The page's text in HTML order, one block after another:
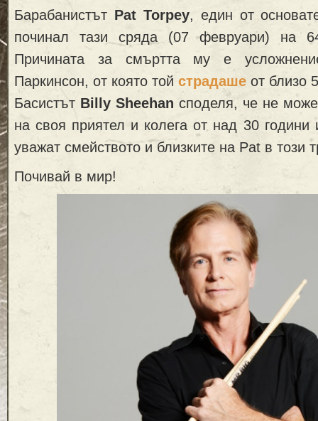
Барабанистът Pat Torpey, един от
починал тази сряда (07 февруари) на
Причината за смъртта му е
Паркинсон, от която той страдаше от близо
Басистът Billy Sheehan споделя, че не
на своя приятел и колега от над 30
уважат смейството и близките на Pat в този
Почивай в мир!